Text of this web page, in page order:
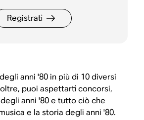
Registrati
anni '80 in più di 10 diversi
puoi aspettarti concorsi,
anni '80 e tutto ciò che
e la storia degli anni '80.